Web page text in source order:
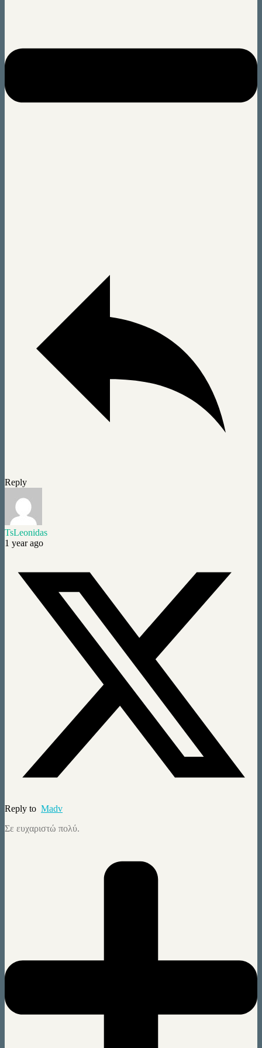
Reply
TsLeonidas
1 year ago
Reply to Madv
Σε ευχαριστώ πολύ.